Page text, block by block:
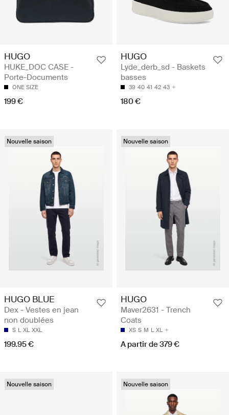
HUGO
HUKE_DOC CASE -
Porte-Documents
ONE SIZE
199 €
HUGO
Lyde_derb_sd - Baskets
basses
39 40 41 42 43
180 €
Nouvelle saison
HUGO BLUE
Dex - Vestes en jean
non doublées
S L XL XXL
199.95 €
Nouvelle saison
HUGO
Maver2631 - Trench
Coats
XS S M L XL
A partir de 379 €
Nouvelle saison Nouvelle saison